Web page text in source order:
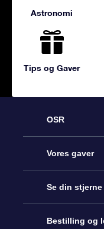
Astronomi
Tips og Gaver
OSR
Kundeservice
Kontakt os
Bloggen
Vores gaver
Online
OSR
Se din stjerne
Star Register
Bestilling og